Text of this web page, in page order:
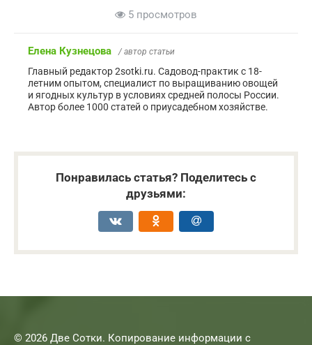
5 просмотров
Елена Кузнецова / автор статьи
Главный редактор 2sotki.ru. Садовод-практик с 18-
летним опытом, специалист по выращиванию овощей
и ягодных культур в условиях средней полосы России.
Автор более 1000 статей о приусадебном хозяйстве.
Понравилась статья? Поделитесь с
друзьями:
© 2026 Две Сотки. Копирование информации с